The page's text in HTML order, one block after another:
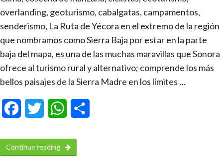
overlanding, geoturismo, cabalgatas, campamentos,
senderismo, La Ruta de Yécora en el extremo de la región
que nombramos como Sierra Baja por estar en la parte
baja del mapa, es una de las muchas maravillas que Sonora
ofrece al turismo rural y alternativo; comprende los más
bellos paisajes de la Sierra Madre en los límites …
FacebookTwitter WhatsApp
Continue reading